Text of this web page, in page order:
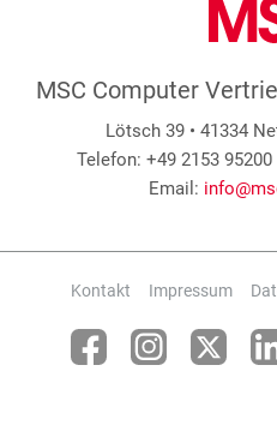
MSC Computer
Lötsch 39 • 41334
Telefon: +49 2153 95200
Email:
Kontakt Impressum